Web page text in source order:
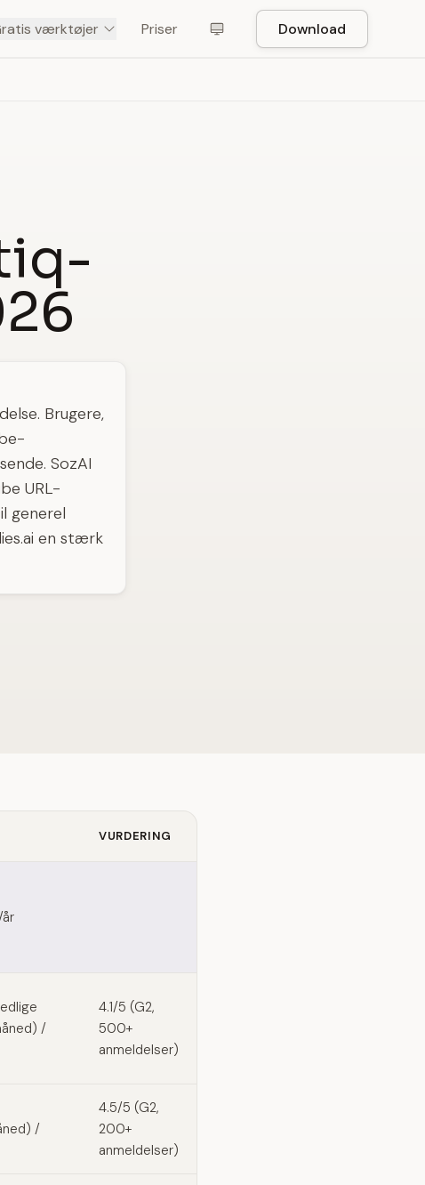
værktøjer Priser Download
Brugere,
SozAI
URL-
generel
en stærk
VURDERING
/
4.1/5 (G2,
500+
anmeldelser)
/
4.5/5 (G2,
200+
anmeldelser)